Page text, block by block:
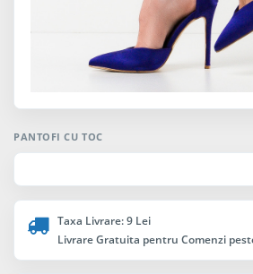
PANTOFI CU TOC
Taxa Livrare: 9 Lei
Livrare Gratuita pentru Comenzi